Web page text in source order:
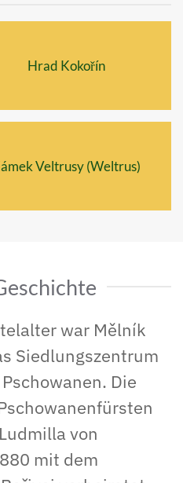
Hrad Kokořín
Veltrusy (Weltrus)
war Mělník
Siedlungszentrum
Die
von
mit dem